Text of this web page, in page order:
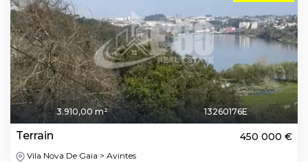
3.910,00 m² 13260176E
Terrain 450 000 €
Vila Nova De Gaia > Avintes